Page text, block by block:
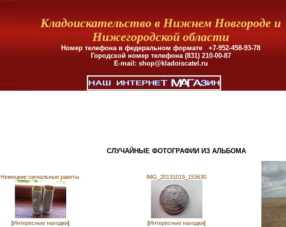
Кладоискательство в Нижнем Новгороде и
Нижегородской области
Номер телефона в федеральном формате +7-952-458-93-78
Городской номер телефона (831) 210-00-87
E-mail: shop@kladoiscatel.ru
СЛУЧАЙНЫЕ ФОТОГРАФИИ ИЗ АЛЬБОМА
Немецкие сигнальные ракеты.
[Интересные находки]
IMG_20131019_153630
[Интересные находки]